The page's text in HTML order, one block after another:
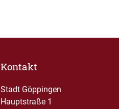
Kontakt
Stadt Göppingen
Hauptstraße 1